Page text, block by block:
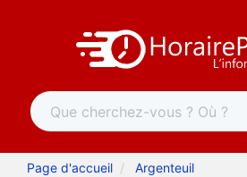
Page d'accueil
Argenteuil